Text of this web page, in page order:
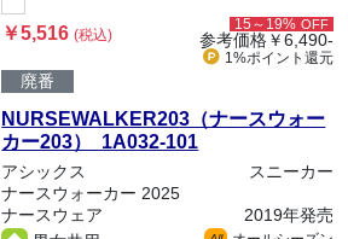
￥5,516(税込)
15～19% OFF
参考価格￥6,490-
1%ポイント 還元
廃番
NURSEWALKER203（ナースウォー
カー203） 1A032-101
アシックス
スニーカー
ナースウォーカー 2025
ナースウェア
2019年発売